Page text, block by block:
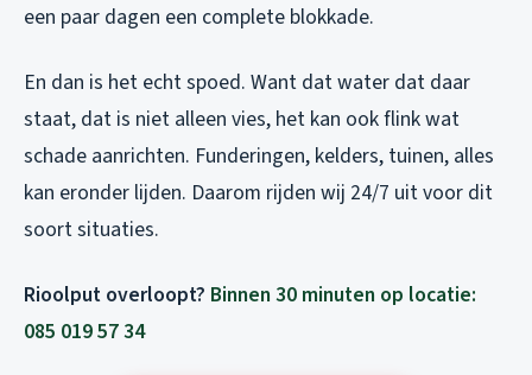
een paar dagen een complete blokkade.
En dan is het echt spoed. Want dat water dat daar
staat, dat is niet alleen vies, het kan ook flink wat
schade aanrichten. Funderingen, kelders, tuinen, alles
kan eronder lijden. Daarom rijden wij 24/7 uit voor dit
soort situaties.
Rioolput overloopt? Binnen 30 minuten op locatie:
085 019 57 34